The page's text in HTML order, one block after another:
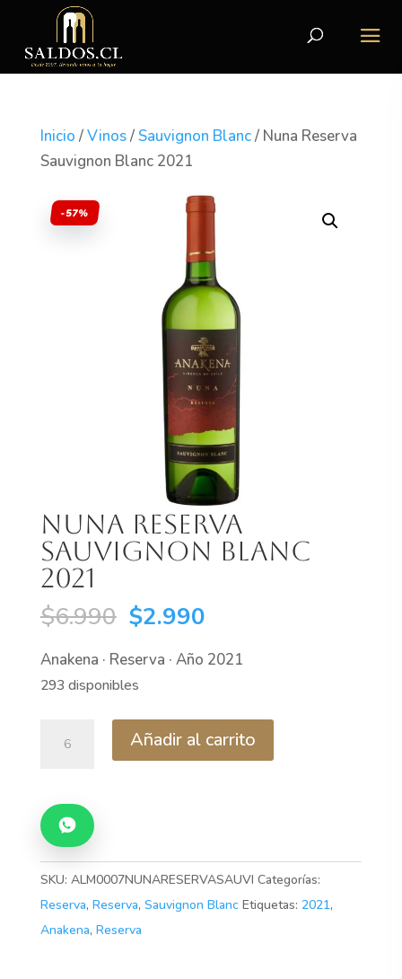
Inicio /Vinos/Sauvignon Blanc/ Nuna Reserva
Sauvignon Blanc 2021
-57%
Nuna Reserva
Sauvignon Blanc
2021
$6.990 El
original
era:
$6.990.
$2.990El
actual
$2.990.
Anakena · Reserva · Año 2021
293 disponibles
Blanc
2021
cantidad
Añadir al carrito
SKU: ALM0007NUNARESERVASAUVI Categorías:
Reserva, Reserva, Sauvignon Blanc Etiquetas: 2021,
Anakena, Reserva